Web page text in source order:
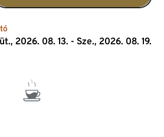
2026. 08. 13. - Sze., 2026. 08. 19.